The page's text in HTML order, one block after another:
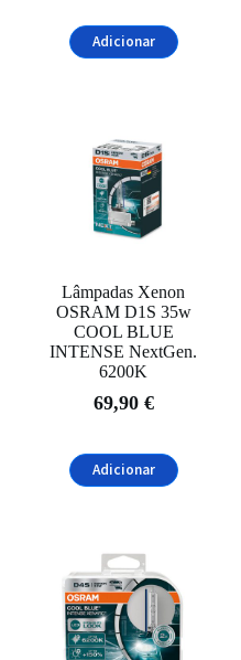
Adicionar
Lâmpadas Xenon
OSRAM D1S 35w
COOL BLUE
INTENSE NextGen.
6200K
69,90 €
Adicionar